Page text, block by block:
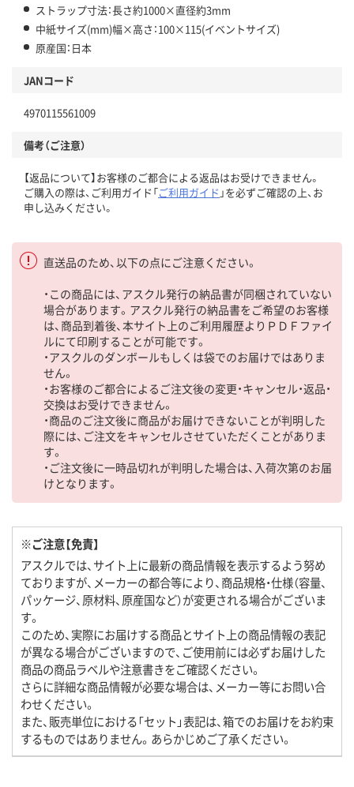
ストラップ寸法：長さ約1000×直径約3mm
中紙サイズ(mm)幅×高さ：100×115(イベントサイズ)
原産国：日本
JANコード
4970115561009
備考（ご注意）
【返品について】お客様のご都合による返品はお受けできません。
ご購入の際は、ご利用ガイド「ご利用ガイド 」を必ずご確認の上、お
申し込みください。
直送品のため、以下の点にご注意ください。
・この商品には、アスクル発行の納品書が同梱されていない
場合があります。アスクル発行の納品書をご希望のお客様
は、商品到着後、本サイト上のご利用履歴よりＰＤＦファイ
ルにて印刷することが可能です。
・アスクルのダンボールもしくは袋でのお届けではありま
せん。
・お客様のご都合によるご注文後の変更・キャンセル・返品・
交換はお受けできません。
・商品のご注文後に商品がお届けできないことが判明した
際には、ご注文をキャンセルさせていただくことがありま
す。
・ご注文後に一時品切れが判明した場合は、入荷次第のお届
けとなります。
※ご注意【免責】
アスクルでは、サイト上に最新の商品情報を表示するよう努め
ておりますが、メーカーの都合等により、商品規格・仕様（容量、
パッケージ、原材料、原産国など）が変更される場合がございま
す。
このため、実際にお届けする商品とサイト上の商品情報の表記
が異なる場合がございますので、ご使用前には必ずお届けした
商品の商品ラベルや注意書きをご確認ください。
さらに詳細な商品情報が必要な場合は、メーカー等にお問い合
わせください。
また、販売単位における「セット」表記は、箱でのお届けをお約束
するものではありません。あらかじめご了承ください。